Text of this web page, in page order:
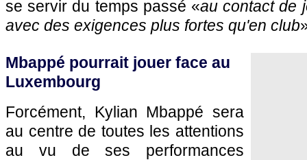
se servir du temps passé «au contact de
avec des exigences plus fortes qu'en club
Mbappé pourrait jouer face au
Luxembourg
Forcément, Kylian Mbappé sera
au centre de toutes les attentions
au vu de ses performances